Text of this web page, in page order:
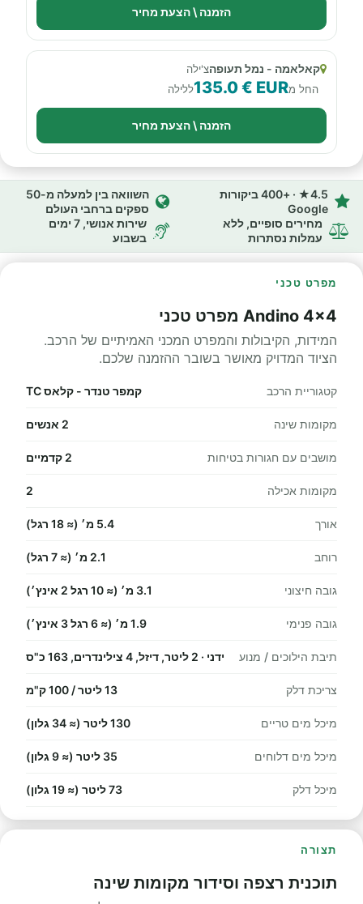
הזמנה \ הצעת מחיר
קאלאמה - נמל תעופהצ'ילה
החל מ135.0 € EURללילה
הזמנה \ הצעת מחיר
4.5★ · +400 ביקורות
Google
השוואה בין למעלה מ-50
ספקים ברחבי העולם
מחירים סופיים, ללא
עמלות נסתרות
שירות אנושי, 7 ימים
בשבוע
מפרט טכני
Andino 4x4 מפרט טכני
המידות, הקיבולות והמפרט המכני האמיתיים של הרכב.
הציוד המדויק מאושר בשובר ההזמנה שלכם.
קטגוריית הרכב קמפר טנדר - קלאס TC
מקומות שינה 2 אנשים
מושבים עם חגורות בטיחות 2 קדמיים
מקומות אכילה 2
אורך 5.4 מ׳ (≈ 18 רגל)
רוחב 2.1 מ׳ (≈ 7 רגל)
גובה חיצוני 3.1 מ׳ (≈ 10 רגל 2 אינץ׳)
גובה פנימי 1.9 מ׳ (≈ 6 רגל 3 אינץ׳)
תיבת הילוכים / מנוע ידני · 2 ליטר, דיזל, 4 צילינדרים, 163 כ"ס
צריכת דלק 13 ליטר / 100 ק"מ
מיכל מים טריים 130 ליטר (≈ 34 גלון)
מיכל מים דלוחים 35 ליטר (≈ 9 גלון)
מיכל דלק 73 ליטר (≈ 19 גלון)
תצורה
תוכנית רצפה וסידור מקומות שינה